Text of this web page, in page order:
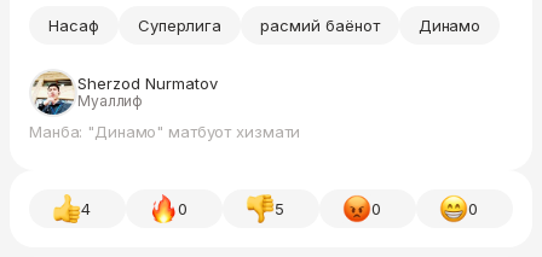
Насаф Суперлига расмий баёнот Динамо
Sherzod Nurmatov
Муаллиф
Манба: "Динамо" матбуот хизмати
4 0 5 0 0